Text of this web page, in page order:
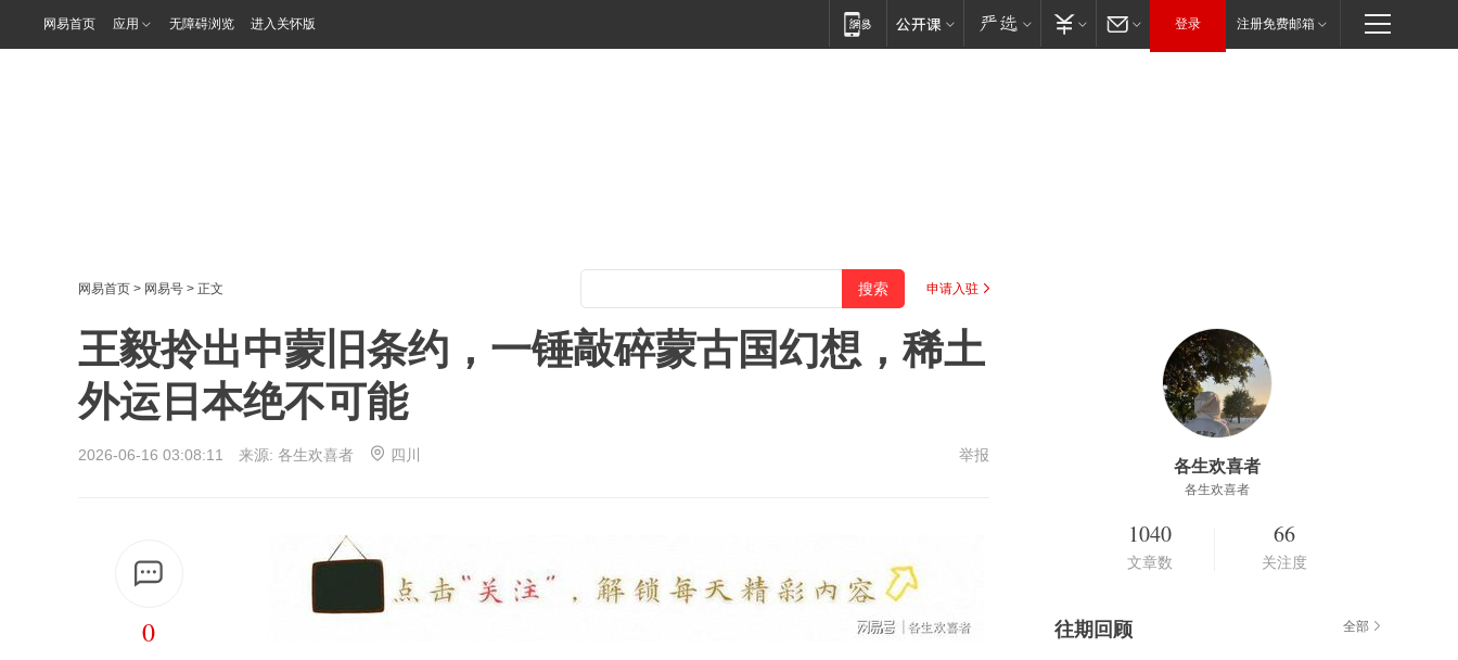
网易首页 应用 无障碍浏览 进入关怀版 登录 注册免费邮箱
网易首页 > 网易号 > 正文 申请入驻
王毅拎出中蒙旧条约，一锤敲碎蒙古国幻想，稀土
外运日本绝不可能
2026-06-16 03:08:11 来源: 各生欢喜者 四川 举报
0
各生欢喜者
各生欢喜者
1040
文章数
66
关注度
往期回顾 全部